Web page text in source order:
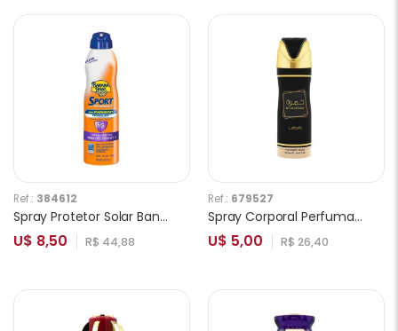
Ref.: 384612
Spray Protetor Solar Banana Boat Sport Performance SPF15 170g
U$ 8,50 R$ 44,88
Ref.: 679527
Spray Corporal Perfumado Lattafa Khamrah Unissex 200ml
U$ 5,00 R$ 26,40